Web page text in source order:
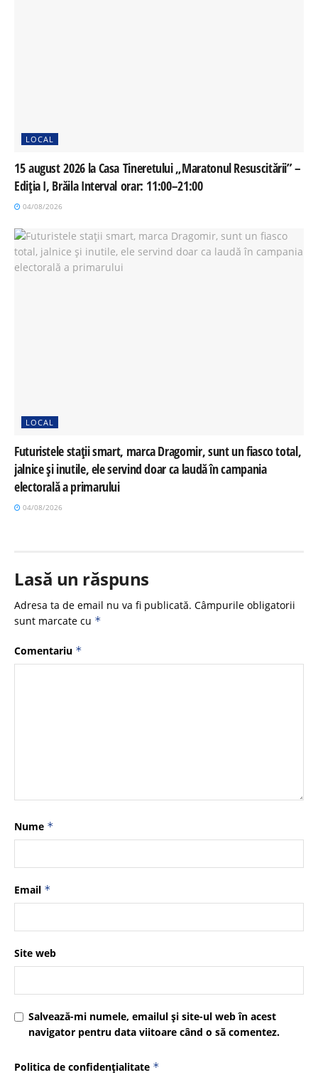
LOCAL
15 august 2026 la Casa Tineretului „Maratonul Resuscitării” –
Ediția I, Brăila Interval orar: 11:00–21:00
04/08/2026
LOCAL
Futuristele stații smart, marca Dragomir, sunt un fiasco total,
jalnice și inutile, ele servind doar ca laudă în campania
electorală a primarului
04/08/2026
Lasă un răspuns
Adresa ta de email nu va fi publicată. Câmpurile obligatorii
sunt marcate cu *
Comentariu *
Nume *
Email *
Site web
Salvează-mi numele, emailul și site-ul web în acest
navigator pentru data viitoare când o să comentez.
Politica de confidențialitate *